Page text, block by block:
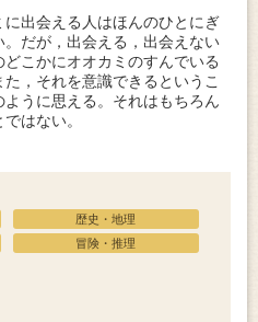
出会える人はほんのひとにぎ
。だが，出会える，出会えない
こかにオオカミのすんでいる
，それを意識できるというこ
うに思える。それはもちろん
はない。
歴史・地理
冒険・推理